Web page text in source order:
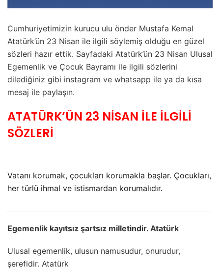
Cumhuriyetimizin kurucu ulu önder Mustafa Kemal
Atatürk’ün 23 Nisan ile ilgili söylemiş olduğu en güzel
sözleri hazır ettik. Sayfadaki Atatürk’ün 23 Nisan Ulusal
Egemenlik ve Çocuk Bayramı ile ilgili sözlerini
dilediğiniz gibi instagram ve whatsapp ile ya da kısa
mesaj ile paylaşın.
ATATÜRK’ÜN 23 NİSAN İLE İLGİLİ
SÖZLERİ
Vatanı korumak, çocukları korumakla başlar. Çocukları,
her türlü ihmal ve istismardan korumalıdır.
Egemenlik kayıtsız şartsız milletindir. Atatürk
Ulusal egemenlik, ulusun namusudur, onurudur,
şerefidir. Atatürk